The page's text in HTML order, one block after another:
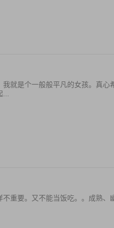
就是个一般般平凡的女孩。真心
重要。又不能当饭吃。。成熟、